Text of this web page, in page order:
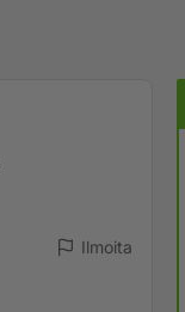
Ilmoita